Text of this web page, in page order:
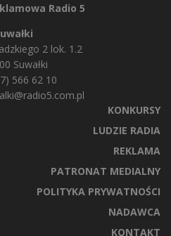
Radio 5
2 lok. 1.2
Suwałki
566 62 10
KONKURSY
LUDZIE RADIA
REKLAMA
PATRONAT MEDIALNY
POLITYKA PRYWATNOŚCI
NADAWCA
KONTAKT